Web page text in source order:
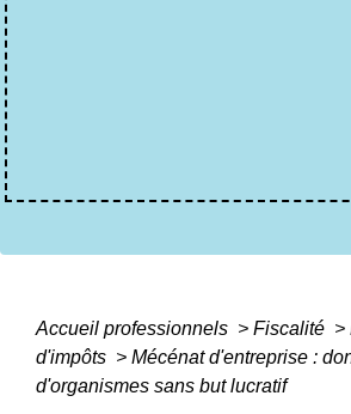
Accueil professionnels > Fiscalité >
d'impôts > Mécénat d'entreprise :
d'organismes sans but lucratif